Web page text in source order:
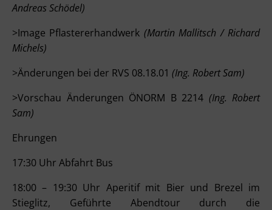
Andreas Schödel)
>Image Pflastererhandwerk (Martin Mallitsch / Richard
Michels)
>Änderungen bei der RVS 08.18.01 (Ing. Robert Sam)
>Vorschau Änderungen ÖNORM B 2214 (Ing. Robert
Sam)
Ehrungen
17:30 Uhr Abfahrt Bus
18:00 – 19:30 Uhr Aperitif mit Bier und Brezel im
Stieglitz, Geführte Abendtour durch die